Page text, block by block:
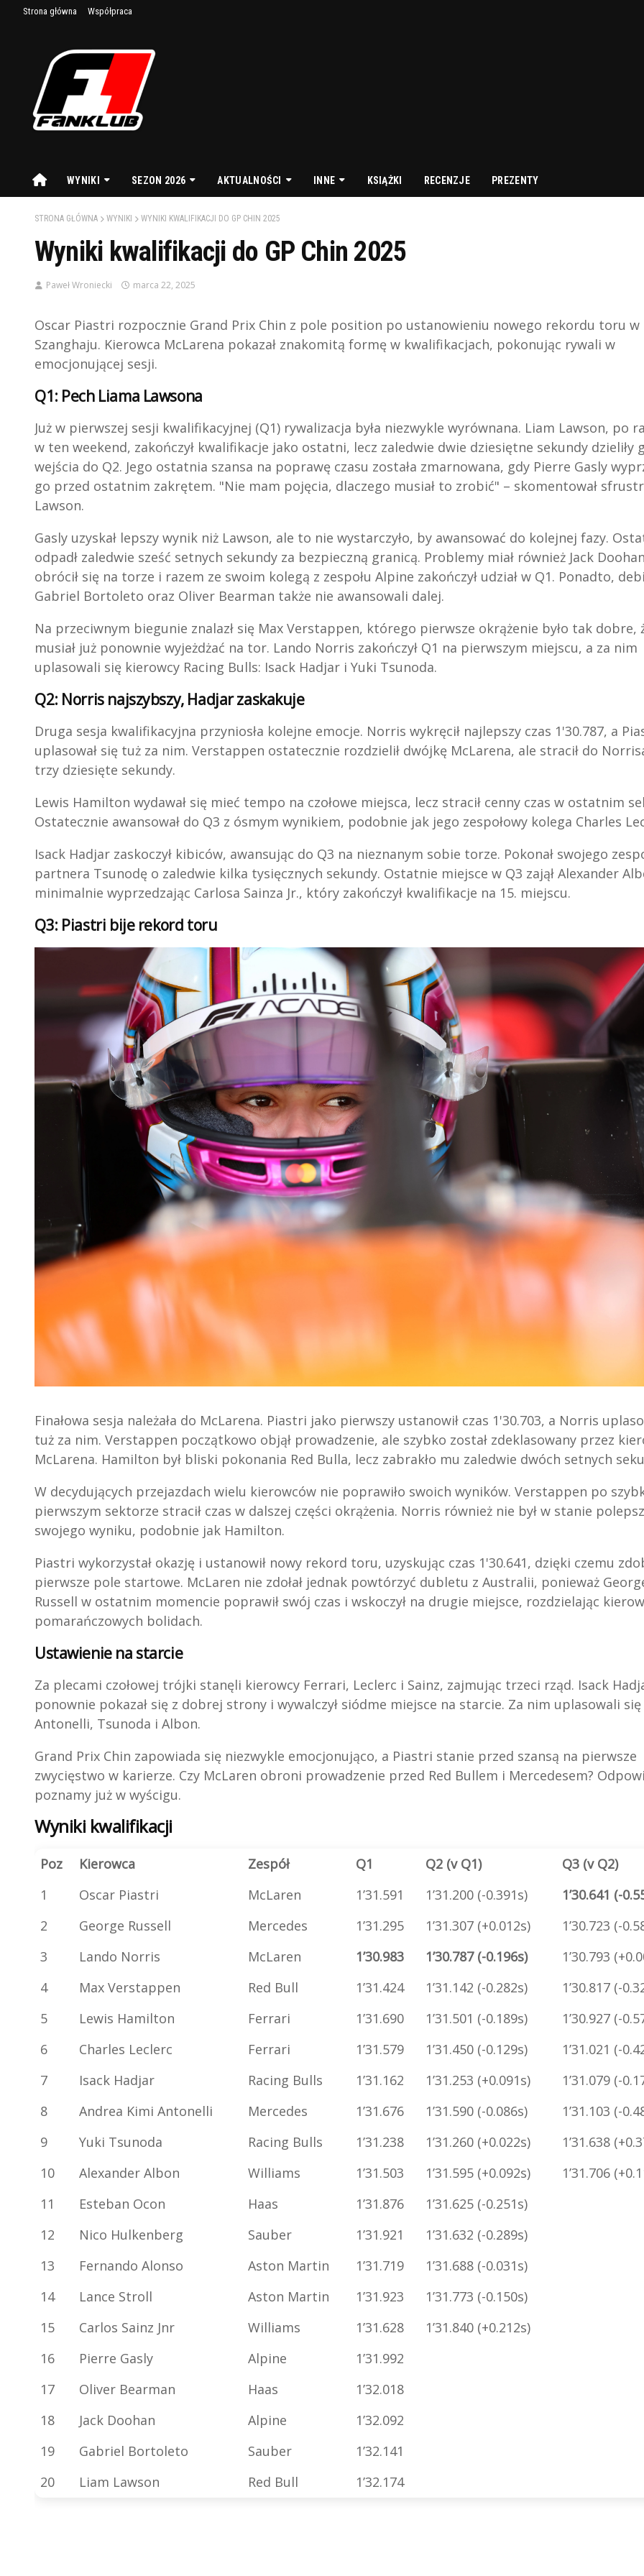
Strona główna Współpraca
WYNIKI SEZON 2026 AKTUALNOŚCI INNE KSIĄŻKI RECENZJE PREZENTY
STRONA GŁÓWNA WYNIKI WYNIKI KWALIFIKACJI DO GP CHIN 2025
Wyniki kwalifikacji do GP Chin 2025
Paweł Wroniecki marca 22, 2025
Oscar Piastri rozpocznie Grand Prix Chin z pole position po ustanowieniu nowego rekordu toru w
Szanghaju. Kierowca McLarena pokazał znakomitą formę w kwalifikacjach, pokonując rywali w
emocjonującej sesji.
Q1: Pech Liama Lawsona
Już w pierwszej sesji kwalifikacyjnej (Q1) rywalizacja była niezwykle wyrównana. Liam Lawson, po
w ten weekend, zakończył kwalifikacje jako ostatni, lecz zaledwie dwie dziesiętne sekundy dzieliły
wejścia do Q2. Jego ostatnia szansa na poprawę czasu została zmarnowana, gdy Pierre Gasly
go przed ostatnim zakrętem. "Nie mam pojęcia, dlaczego musiał to zrobić" – skomentował
Lawson.
Gasly uzyskał lepszy wynik niż Lawson, ale to nie wystarczyło, by awansować do kolejnej fazy.
odpadł zaledwie sześć setnych sekundy za bezpieczną granicą. Problemy miał również Jack
obrócił się na torze i razem ze swoim kolegą z zespołu Alpine zakończył udział w Q1. Ponadto,
Gabriel Bortoleto oraz Oliver Bearman także nie awansowali dalej.
Na przeciwnym biegunie znalazł się Max Verstappen, którego pierwsze okrążenie było tak dobre,
musiał już ponownie wyjeżdżać na tor. Lando Norris zakończył Q1 na pierwszym miejscu, a za nim
uplasowali się kierowcy Racing Bulls: Isack Hadjar i Yuki Tsunoda.
Q2: Norris najszybszy, Hadjar zaskakuje
Druga sesja kwalifikacyjna przyniosła kolejne emocje. Norris wykręcił najlepszy czas 1'30.787, a
uplasował się tuż za nim. Verstappen ostatecznie rozdzielił dwójkę McLarena, ale stracił do
trzy dziesięte sekundy.
Lewis Hamilton wydawał się mieć tempo na czołowe miejsca, lecz stracił cenny czas w ostatnim
Ostatecznie awansował do Q3 z ósmym wynikiem, podobnie jak jego zespołowy kolega Charles
Isack Hadjar zaskoczył kibiców, awansując do Q3 na nieznanym sobie torze. Pokonał swojego
partnera Tsunodę o zaledwie kilka tysięcznych sekundy. Ostatnie miejsce w Q3 zajął Alexander
minimalnie wyprzedzając Carlosa Sainza Jr., który zakończył kwalifikacje na 15. miejscu.
Q3: Piastri bije rekord toru
Finałowa sesja należała do McLarena. Piastri jako pierwszy ustanowił czas 1'30.703, a Norris
tuż za nim. Verstappen początkowo objął prowadzenie, ale szybko został zdeklasowany przez
McLarena. Hamilton był bliski pokonania Red Bulla, lecz zabrakło mu zaledwie dwóch setnych
W decydujących przejazdach wielu kierowców nie poprawiło swoich wyników. Verstappen po
pierwszym sektorze stracił czas w dalszej części okrążenia. Norris również nie był w stanie
swojego wyniku, podobnie jak Hamilton.
Piastri wykorzystał okazję i ustanowił nowy rekord toru, uzyskując czas 1'30.641, dzięki czemu
pierwsze pole startowe. McLaren nie zdołał jednak powtórzyć dubletu z Australii, ponieważ
Russell w ostatnim momencie poprawił swój czas i wskoczył na drugie miejsce, rozdzielając
pomarańczowych bolidach.
Ustawienie na starcie
Za plecami czołowej trójki stanęli kierowcy Ferrari, Leclerc i Sainz, zajmując trzeci rząd. Isack
ponownie pokazał się z dobrej strony i wywalczył siódme miejsce na starcie. Za nim uplasowali się
Antonelli, Tsunoda i Albon.
Grand Prix Chin zapowiada się niezwykle emocjonująco, a Piastri stanie przed szansą na pierwsze
zwycięstwo w karierze. Czy McLaren obroni prowadzenie przed Red Bullem i Mercedesem?
poznamy już w wyścigu.
Wyniki kwalifikacji
Poz Kierowca Zespół Q1 Q2 (v Q1)
Q3 (v Q2)
1
Oscar Piastri McLaren 1’31.591 1’31.200 (-0.391s)
1’30.641 (-
2
George Russell Mercedes 1’31.295 1’31.307 (+0.012s)
1’30.723 (-
3
Lando Norris McLaren 1’30.983 1’30.787 (-0.196s)
1’30.793
4
Max Verstappen Red Bull 1’31.424 1’31.142 (-0.282s)
1’30.817 (-
5
Lewis Hamilton Ferrari 1’31.690 1’31.501 (-0.189s)
1’30.927 (-
6
Charles Leclerc Ferrari 1’31.579 1’31.450 (-0.129s)
1’31.021 (-
7
Isack Hadjar Racing Bulls 1’31.162 1’31.253 (+0.091s)
1’31.079 (-
8
Andrea Kimi Antonelli Mercedes 1’31.676 1’31.590 (-0.086s)
1’31.103 (-
9
Yuki Tsunoda Racing Bulls 1’31.238 1’31.260 (+0.022s)
1’31.638
10
Alexander Albon Williams 1’31.503 1’31.595 (+0.092s)
1’31.706
11
Esteban Ocon Haas 1’31.876
1’31.625 (-0.251s)
12
Nico Hulkenberg Sauber 1’31.921
1’31.632 (-0.289s)
13
Fernando Alonso Aston Martin 1’31.719
1’31.688 (-0.031s)
14
Lance Stroll Aston Martin 1’31.923
1’31.773 (-0.150s)
15
Carlos Sainz Jnr Williams 1’31.628
1’31.840 (+0.212s)
16
Pierre Gasly Alpine
1’31.992
17
Oliver Bearman Haas
1’32.018
18
Jack Doohan Alpine
1’32.092
19
Gabriel Bortoleto Sauber
1’32.141
20
Liam Lawson Red Bull 1’32.174